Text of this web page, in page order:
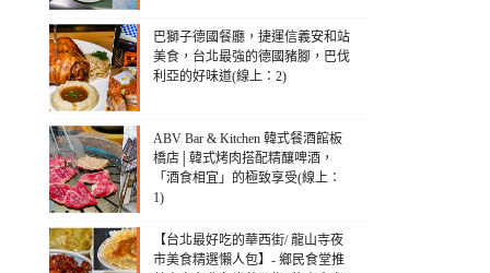
巴獅子德國餐廳，捷運信義安和站
美食，台北最強的德國豬腳，巴伐
利亞的好味道(線上：2)
ABV Bar & Kitchen 韓式餐酒館板
橋店│韓式烤肉搭配精釀啤酒，
「酒食相宜」的極致享受(線上：
1)
【台北最好吃的華西街/ 龍山寺夜
市美食精選懶人包】- 鄉民食堂推